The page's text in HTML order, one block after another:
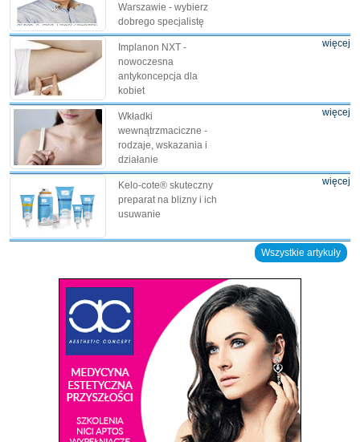
Warszawie - wybierz
dobrego specjalistę
Implanon NXT -
nowoczesna
antykoncepcja dla
kobiet
więcej
Wkładki
wewnątrzmaciczne -
rodzaje, wskazania i
działanie
więcej
Kelo-cote® skuteczny
preparat na blizny i ich
usuwanie
więcej
Wszystkie artykuły